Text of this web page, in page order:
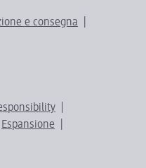
e consegna
Espansione